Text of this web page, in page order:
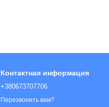
Контактная информация
+380673707706
Перезвонить вам?